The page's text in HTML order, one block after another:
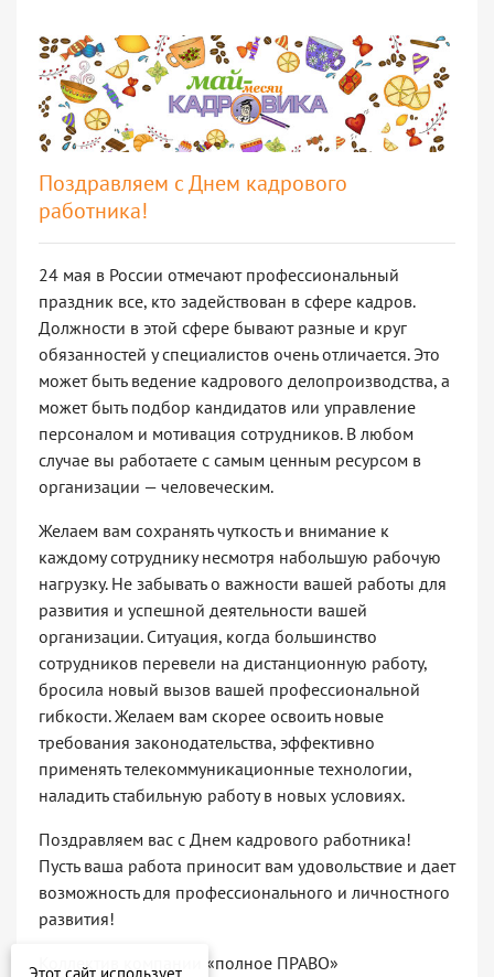
Поздравляем с Днем кадрового
работника!
24 мая в России отмечают профессиональный
праздник все, кто задействован в сфере кадров.
Должности в этой сфере бывают разные и круг
обязанностей у специалистов очень отличается. Это
может быть ведение кадрового делопроизводства, а
может быть подбор кандидатов или управление
персоналом и мотивация сотрудников. В любом
случае вы работаете с самым ценным ресурсом в
организации — человеческим.
Желаем вам сохранять чуткость и внимание к
каждому сотруднику несмотря набольшую рабочую
нагрузку. Не забывать о важности вашей работы для
развития и успешной деятельности вашей
организации. Ситуация, когда большинство
сотрудников перевели на дистанционную работу,
бросила новый вызов вашей профессиональной
гибкости. Желаем вам скорее освоить новые
требования законодательства, эффективно
применять телекоммуникационные технологии,
наладить стабильную работу в новых условиях.
Поздравляем вас с Днем кадрового работника!
Пусть ваша работа приносит вам удовольствие и дает
возможность для профессионального и личностного
развития!
Коллектив компании «полное ПРАВО»